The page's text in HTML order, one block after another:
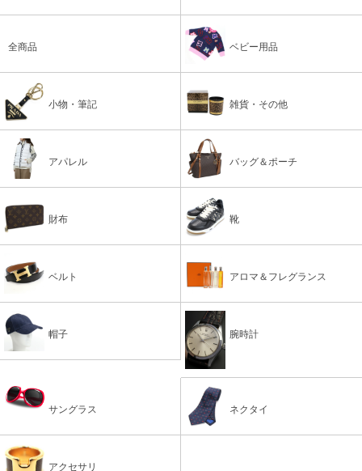
全商品 ベビー用品
小物・筆記 雑貨・その他
アパレル バッグ＆ポーチ
財布 靴
ベルト アロマ＆フレグランス
帽子 腕時計
サングラス ネクタイ
アクセサリ